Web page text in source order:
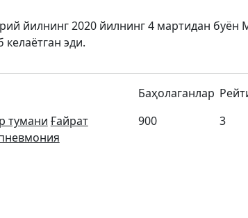
йилнинг 2020 йилнинг 4 мартидан
эди.
тумани Ғайрат
Баҳолаганлар
900
3